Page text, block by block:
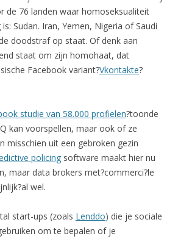
de 76 landen waar homoseksualiteit
Sudan. Iran, Yemen, Nigeria of Saudi
doodstraf op staat. Of denk aan
staat om zijn homohaat, dat
Facebook variant?Vkontakte?
studie van 58.000 profielen?toonde
kan voorspellen, maar ook of ze
misschien uit een gebroken gezin
policing software maakt hier nu
maar data brokers met?commerci?le
wel.
start-ups (zoals Lenddo) die je sociale
om te bepalen of je